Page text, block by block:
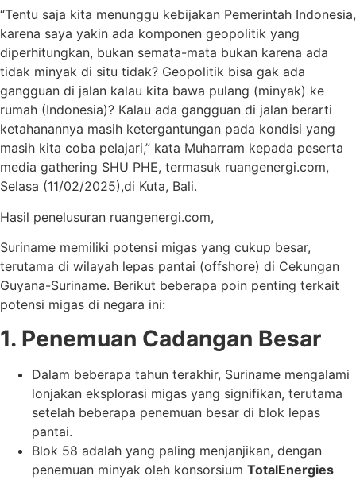
“Tentu saja kita menunggu kebijakan Pemerintah Indonesia,
karena saya yakin ada komponen geopolitik yang
diperhitungkan, bukan semata-mata bukan karena ada
tidak minyak di situ tidak? Geopolitik bisa gak ada
gangguan di jalan kalau kita bawa pulang (minyak) ke
rumah (Indonesia)? Kalau ada gangguan di jalan berarti
ketahanannya masih ketergantungan pada kondisi yang
masih kita coba pelajari,” kata Muharram kepada peserta
media gathering SHU PHE, termasuk ruangenergi.com,
Selasa (11/02/2025),di Kuta, Bali.
Hasil penelusuran ruangenergi.com,
Suriname memiliki potensi migas yang cukup besar,
terutama di wilayah lepas pantai (offshore) di Cekungan
Guyana-Suriname. Berikut beberapa poin penting terkait
potensi migas di negara ini:
1. Penemuan Cadangan Besar
Dalam beberapa tahun terakhir, Suriname mengalami
lonjakan eksplorasi migas yang signifikan, terutama
setelah beberapa penemuan besar di blok lepas
pantai.
Blok 58 adalah yang paling menjanjikan, dengan
penemuan minyak oleh konsorsium TotalEnergies